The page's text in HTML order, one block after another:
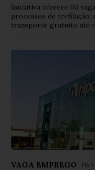
Iniciativa oferece 60
processos de trefilação;
transporte gratuito até o
VAGA EMPREGO Há